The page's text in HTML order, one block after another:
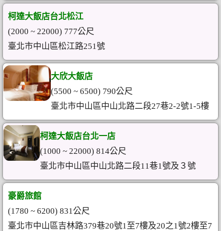
柯達大飯店台北松江
(2000 ~ 22000) 777公尺
臺北市中山區松江路251號
大欣大飯店
(5500 ~ 6500) 790公尺
臺北市中山區中山北路二段27巷2-2號1-5樓
柯達大飯店台北一店
(1000 ~ 22000) 814公尺
臺北市中山區中山北路二段11巷1號及３號
豪爵旅館
(1780 ~ 6200) 831公尺
臺北市中山區吉林路379巷20號1至7樓及20之1號2樓至7